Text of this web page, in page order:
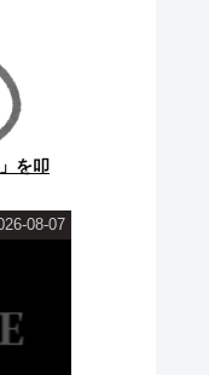
を叩
08-07